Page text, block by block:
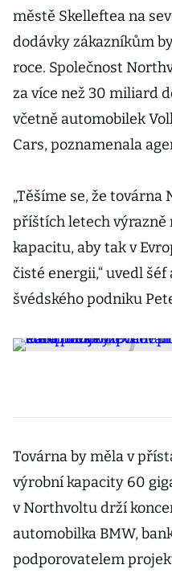
městě Skelleftea na
dodávky zákazníkům
roce. Společnost
za více než 30 miliard
včetně automobilek
Cars, poznamenala
„Těšíme se, že
příštích letech výrazně
kapacitu, aby tak v
čisté energii,“ uvedl
švédského podniku
Továrna by měla v
výrobní kapacity 60
v Northvoltu drží
automobilka BMW,
podporovatelem